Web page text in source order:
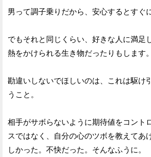
男って調子乗りだから、安心するとすぐ
でもそれと同じくらい、好きな人に満足
熱をかけられる生き物だったりもします。
勘違いしないでほしいのは、これは駆け
うこと。
相手がサボらないように期待値をコント
スではなく、自分の心のツボを教えてあ
しかった。不快だった。そんなふうに。